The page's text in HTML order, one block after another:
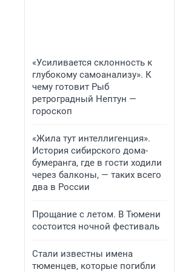
«Усиливается склонность к
глубокому самоанализу». К
чему готовит Рыб
ретроградный Нептун —
гороскоп
«Жила тут интеллигенция».
История сибирского дома-
бумеранга, где в гости ходили
через балконы, — таких всего
два в России
Прощание с летом. В Тюмени
состоится ночной фестиваль
Стали известны имена
тюменцев, которые погибли